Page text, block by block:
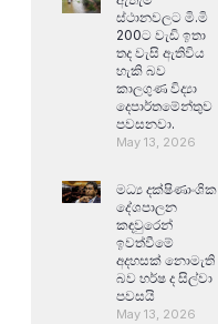
ස්ථානවලට මි.මි
200ට වැඩි ඉතා
තද වැසි ඇතිවිය
හැකි බව
කාලගුණ විද්‍යා
දෙපාර්තමේන්තුව
පවසනවා.
May 13, 2026
මධ්‍ය දක්ෂිණාංශික
දේශපාලන
කඳවුරෙන්
ඉවත්වීමේ
අදහසක් නොමැති
බව හර්ෂ ද සිල්වා
පවසයි
May 13, 2026